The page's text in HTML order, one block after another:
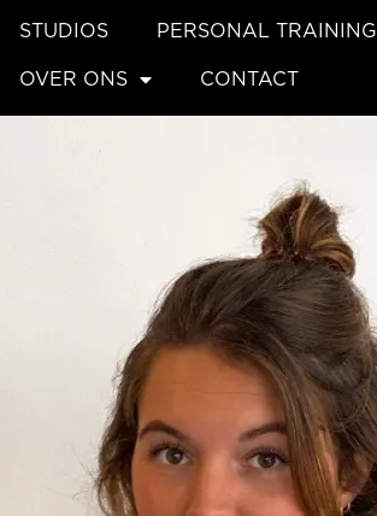
STUDIOS PERSONAL TRAINING
OVER ONS CONTACT